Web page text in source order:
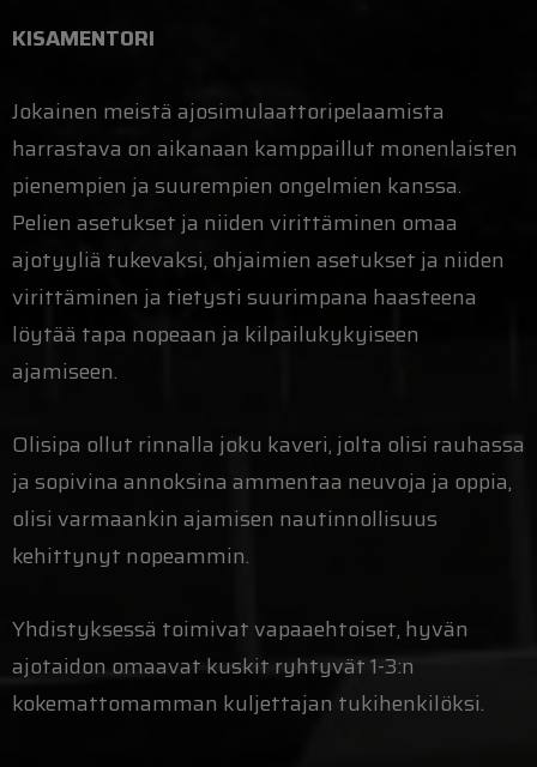
KISAMENTORI
Jokainen meistä ajosimulaattoripelaamista
harrastava on aikanaan kamppaillut monenlaisten
pienempien ja suurempien ongelmien kanssa.
Pelien asetukset ja niiden virittäminen omaa
ajotyyliä tukevaksi, ohjaimien asetukset ja niiden
virittäminen ja tietysti suurimpana haasteena
löytää tapa nopeaan ja kilpailukykyiseen
ajamiseen.
Olisipa ollut rinnalla joku kaveri, jolta olisi rauhassa
ja sopivina annoksina ammentaa neuvoja ja oppia,
olisi varmaankin ajamisen nautinnollisuus
kehittynyt nopeammin.
Yhdistyksessä toimivat vapaaehtoiset, hyvän
ajotaidon omaavat kuskit ryhtyvät 1-3:n
kokemattomamman kuljettajan tukihenkilöksi.